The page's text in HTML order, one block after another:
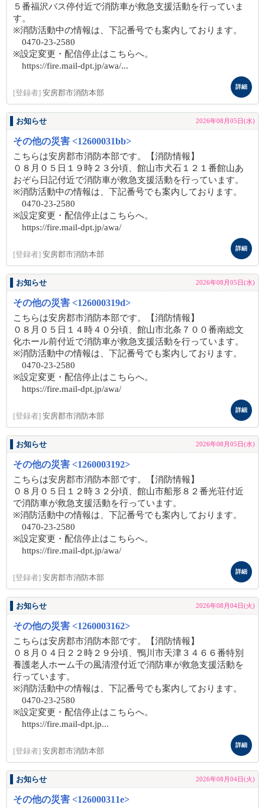
５番福沢バス停付近で消防車が救急支援活動を行っていま
す。
※消防活動中の情報は、下記番号でも案内しております。
0470-23-2580
※設定変更・配信停止はこちらへ。
https://fire.mail-dpt.jp/awa/...
[登録者] 安房郡市消防本部
詳細
お知らせ 2026年08月05日(水)
その他の災害 <12600031bb>
こちらは安房郡市消防本部です。【消防情報】
０８月０５日１９時２３分頃、館山市犬石１２１番館山あ
おぞら日記付近で消防車が救急支援活動を行っています。
※消防活動中の情報は、下記番号でも案内しております。
0470-23-2580
※設定変更・配信停止はこちらへ。
https://fire.mail-dpt.jp/awa/
[登録者] 安房郡市消防本部
詳細
お知らせ 2026年08月05日(水)
その他の災害 <126000319d>
こちらは安房郡市消防本部です。【消防情報】
０８月０５日１４時４０分頃、館山市北条７００番南総文
化ホール前付近で消防車が救急支援活動を行っています。
※消防活動中の情報は、下記番号でも案内しております。
0470-23-2580
※設定変更・配信停止はこちらへ。
https://fire.mail-dpt.jp/awa/
[登録者] 安房郡市消防本部
詳細
お知らせ 2026年08月05日(水)
その他の災害 <1260003192>
こちらは安房郡市消防本部です。【消防情報】
０８月０５日１２時３２分頃、館山市船形８２番光荘付近
で消防車が救急支援活動を行っています。
※消防活動中の情報は、下記番号でも案内しております。
0470-23-2580
※設定変更・配信停止はこちらへ。
https://fire.mail-dpt.jp/awa/
[登録者] 安房郡市消防本部
詳細
お知らせ 2026年08月04日(火)
その他の災害 <1260003162>
こちらは安房郡市消防本部です。【消防情報】
０８月０４日２２時２９分頃、鴨川市天津３４６６番特別
養護老人ホーム千の風清澄付近で消防車が救急支援活動を
行っています。
※消防活動中の情報は、下記番号でも案内しております。
0470-23-2580
※設定変更・配信停止はこちらへ。
https://fire.mail-dpt.jp...
[登録者] 安房郡市消防本部
詳細
お知らせ 2026年08月04日(火)
その他の災害 <126000311e>